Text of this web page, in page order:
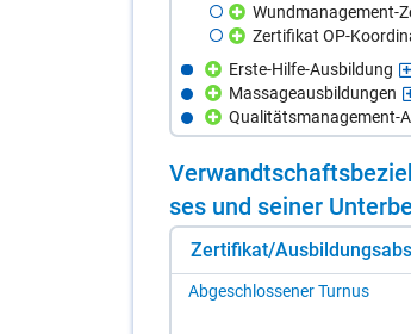
Wundmanagement-
Zertifikat OP-
Erste-Hilfe-Ausbildung
Massageausbildungen
Qualitätsmanagement-
ses und sei­ner
Zertifikat/
Abgeschlossener Turnus